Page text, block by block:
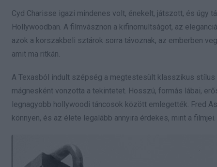
Cyd Charisse igazi mindenes volt, énekelt, játszott, és úgy
Hollywoodban. A filmvásznon a kifinomultságot, az
azok a korszakbeli sztárok sorra távoznak, az emberben
amit ma ritkán.
A Texasból indult szépség a megtestesült klasszikus
mágnesként vonzotta a tekintetet. Hosszú, formás lábai,
legnagyobb hollywoodi táncosok között emlegették. Fred
könnyen, és az élete legalább annyira érdekes, mint a filmjei.